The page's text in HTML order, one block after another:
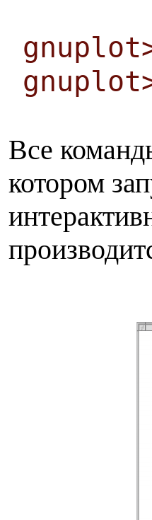
Все
котором